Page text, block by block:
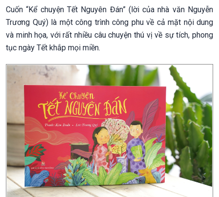
Cuốn “Kể chuyện Tết Nguyên Đán” (lời của nhà văn Nguyễn
Trương Quý) là một công trình công phu về cả mặt nội dung
và minh họa, với rất nhiều câu chuyện thú vị về sự tích, phong
tục ngày Tết khắp mọi miền.